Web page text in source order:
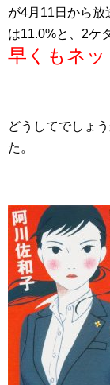
が4月11日から放
は11.0%と、2ケ
早くもネッ
どうしてでしょ
た。